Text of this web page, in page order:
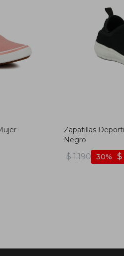
Zapatillas
Negro
$ 1.190 $
30